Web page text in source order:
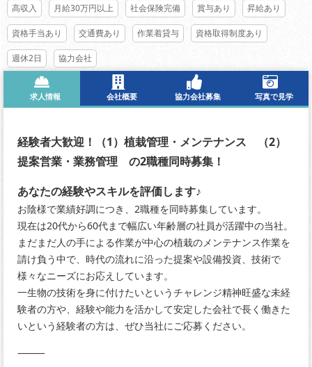
高収入 月給30万円以上 社会保険完備 賞与あり 昇給あり
資格手当あり 交通費あり 作業着貸与 資格取得制度あり
週休2日 協力会社
求人情報 会社概要 協力会社募集 写真で見学
経験者大歓迎！（1）植栽管理・メンテナンス （2）
提案営業・業務管理 の2職種同時募集！
あなたの経験やスキルを評価します♪
お陰様で業績好調につき、2職種を同時募集しています。
現在は20代から60代まで幅広い年齢層の社員が活躍中の当社。
まだまだ人の手による作業が中心の植栽のメンテナンス作業を
請け負う中で、時代の流れに沿った提案や設備投資、技術で
様々なニーズにお応えしています。
一生物の技術を身に付けたいというチャレンジ精神旺盛な未経
験者の方や、経験や能力を活かして安定した会社で長く働きた
いという経験者の方は、ぜひ当社にご応募ください。
⸻